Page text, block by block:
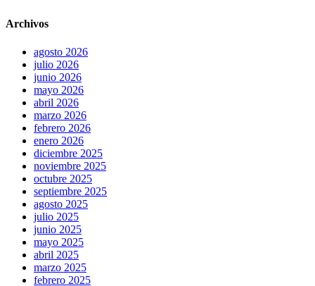
Archivos
agosto 2026
julio 2026
junio 2026
mayo 2026
abril 2026
marzo 2026
febrero 2026
enero 2026
diciembre 2025
noviembre 2025
octubre 2025
septiembre 2025
agosto 2025
julio 2025
junio 2025
mayo 2025
abril 2025
marzo 2025
febrero 2025